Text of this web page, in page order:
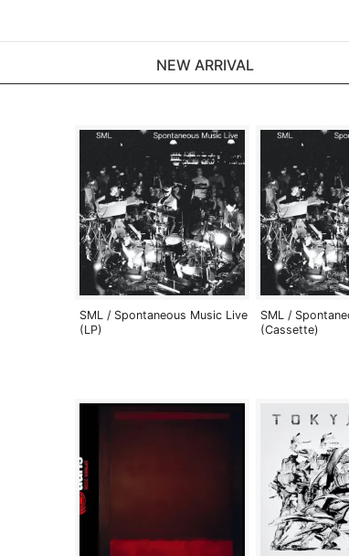
NEW ARRIVAL
SML / Spontaneous Music Live
(LP)
SML /
(Cassette)